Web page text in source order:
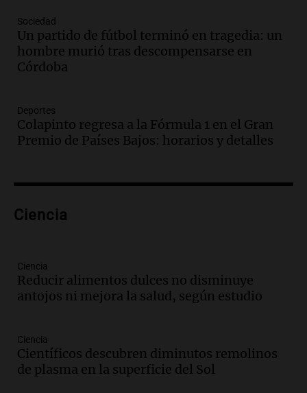
Episodios
Audio.Casabindo se prepara para una
celebración única: 30.000 turistas y el
tradicional Toreo de la Vincha
Audio. Borges, abogada de Pourrain:
"Tres hombres se lo llevaron para
hacerle preguntas y nunca regresó"
Episodios
metros del río Suquía y retiraron hasta
Episodios
Audio.La historia de la servilleta que
firmó Jorge Messi para el primer
Episodios
Audio.Joan Gaspart: "Sin Jorge, no sé si
Sociedad
Un partido de fútbol terminó en tragedia: un
hombre murió tras descompensarse en
Córdoba
Deportes
Colapinto regresa a la Fórmula 1 en el Gran
Premio de Países Bajos: horarios y detalles
Ciencia
Ciencia
Reducir alimentos dulces no disminuye
antojos ni mejora la salud, según estudio
Ciencia
Científicos descubren diminutos remolinos
de plasma en la superficie del Sol